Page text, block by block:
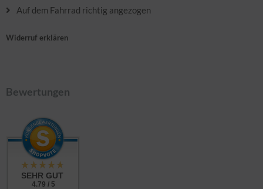
Auf dem Fahrrad richtig angezogen
Widerruf erklären
Bewertungen
SEHR GUT
4.79 / 5